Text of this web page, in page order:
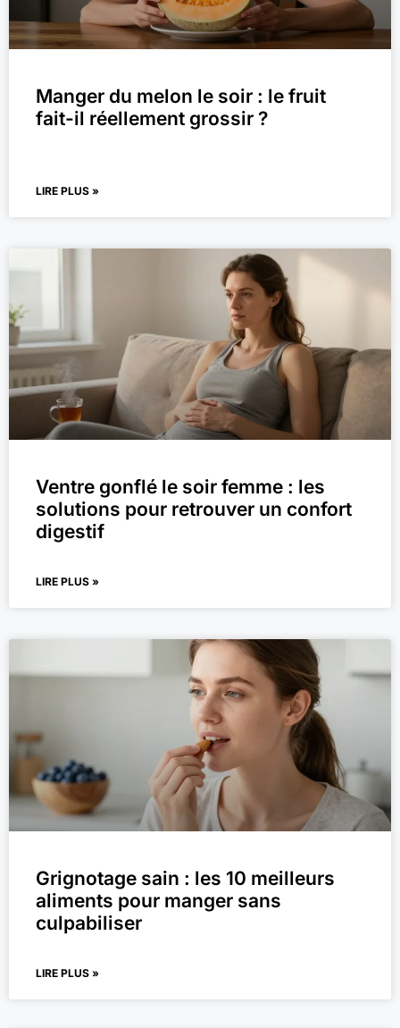
Manger du melon le soir : le fruit
fait-il réellement grossir ?
LIRE PLUS »
Ventre gonflé le soir femme : les
solutions pour retrouver un confort
digestif
LIRE PLUS »
Grignotage sain : les 10 meilleurs
aliments pour manger sans
culpabiliser
LIRE PLUS »